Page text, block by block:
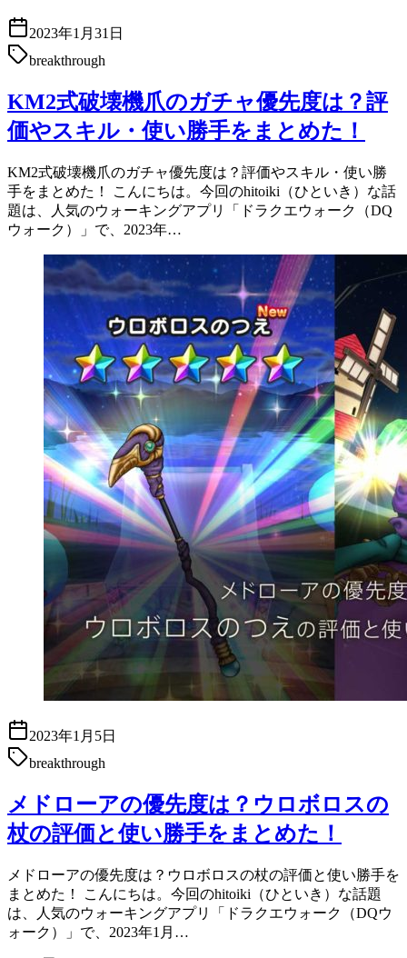
2023年1月31日
breakthrough
KM2式破壊機爪のガチャ優先度は？評
価やスキル・使い勝手をまとめた！
KM2式破壊機爪のガチャ優先度は？評価やスキル・使い勝
手をまとめた！ こんにちは。今回のhitoiki（ひといき）な話
題は、人気のウォーキングアプリ「ドラクエウォーク（DQ
ウォーク）」で、2023年…
2023年1月5日
breakthrough
メドローアの優先度は？ウロボロスの
杖の評価と使い勝手をまとめた！
メドローアの優先度は？ウロボロスの杖の評価と使い勝手を
まとめた！ こんにちは。今回のhitoiki（ひといき）な話題
は、人気のウォーキングアプリ「ドラクエウォーク（DQウ
ォーク）」で、2023年1月…